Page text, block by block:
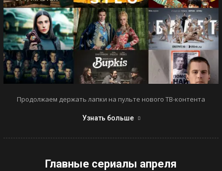
Продолжаем держать лапки на пульте нового ТВ-контента
Узнать больше
Главные сериалы апреля